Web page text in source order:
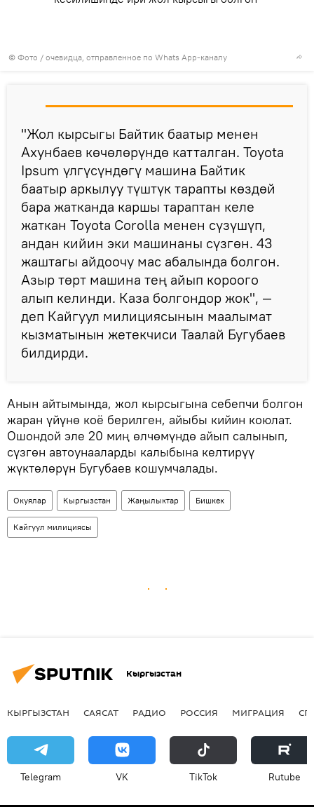
© Фото / очевидца, отправленное по Whats App-каналу
"Жол кырсыгы Байтик баатыр менен
Ахунбаев көчөлөрүндө катталган. Toyota
Ipsum үлгүсүндөгү машина Байтик
баатыр аркылуу түштүк тарапты көздөй
бара жатканда каршы тараптан келе
жаткан Toyota Corolla менен сүзүшүп,
андан кийин эки машинаны сүзгөн. 43
жаштагы айдоочу мас абалында болгон.
Азыр төрт машина тең айып короого
алып келинди. Каза болгондор жок", —
деп Кайгуул милициясынын маалымат
кызматынын жетекчиси Таалай Бугубаев
билдирди.
Анын айтымында, жол кырсыгына себепчи болгон
жаран үйүнө коё берилген, айыбы кийин коюлат.
Ошондой эле 20 миң өлчөмүндө айып салынып,
сүзгөн автоунааларды калыбына келтирүү
жүктөлөрүн Бугубаев кошумчалады.
Окуялар Кыргызстан Жаңылыктар Бишкек
Кайгуул милициясы
Кыргызстан
КЫРГЫЗСТАН САЯСАТ РАДИО РОССИЯ МИГРАЦИЯ
Telegram VK ТikТоk Rutube